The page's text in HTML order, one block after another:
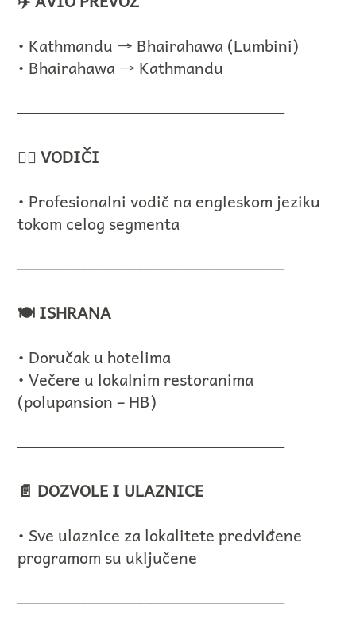
• Kathmandu → Bhairahawa (Lumbini)
• Bhairahawa → Kathmandu
────────────────────────
🧑‍✈️ VODIČI
• Profesionalni vodič na engleskom jeziku
tokom celog segmenta
────────────────────────
🍽️ ISHRANA
• Doručak u hotelima
• Večere u lokalnim restoranima
(polupansion – HB)
────────────────────────
📄 DOZVOLE I ULAZNICE
• Sve ulaznice za lokalitete predviđene
programom su uključene
────────────────────────